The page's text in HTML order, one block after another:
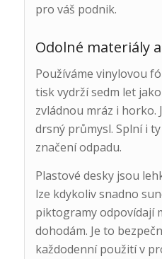
pro váš podnik.
Odolné materiály
Používáme vinylovou
tisk vydrží sedm let
zvládnou mráz i horko.
drsný průmysl. Splní i
značení odpadu.
Plastové desky jsou
lze kdykoliv snadno
piktogramy odpovídají
dohodám. Je to
každodenní použití v